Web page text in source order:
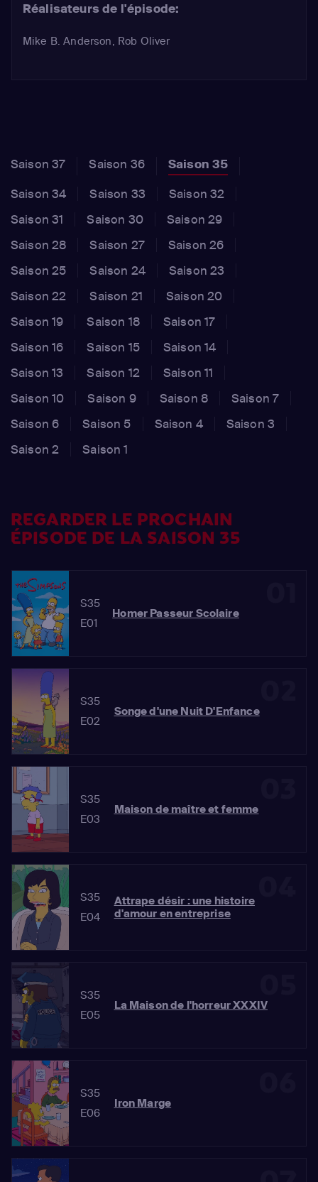
Réalisateurs de l'épisode:
Mike B. Anderson, Rob Oliver
Saison 37 Saison 36
Saison 35
Saison 34
Saison 33
Saison 32
Saison 31
Saison 30
Saison 29
Saison 28
Saison 27
Saison 26
Saison 25
Saison 24
Saison 23
Saison 22
Saison 21
Saison 20
Saison 19
Saison 18
Saison 17
Saison 16
Saison 15
Saison 14
Saison 13
Saison 12
Saison 11
Saison 10
Saison 9 Saison 8
Saison 7
Saison 6
Saison 5 Saison 4
Saison 3
Saison 2
Saison 1
REGARDER LE PROCHAIN
ÉPISODE DE LA SAISON 35
S35
E01
Homer Passeur Scolaire
S35
E02
Songe d'une Nuit D'Enfance
S35
E03
Maison de maître et femme
S35
E04
Attrape désir : une histoire
d'amour en entreprise
S35
E05
La Maison de l'horreur XXXIV
S35
E06
Iron Marge